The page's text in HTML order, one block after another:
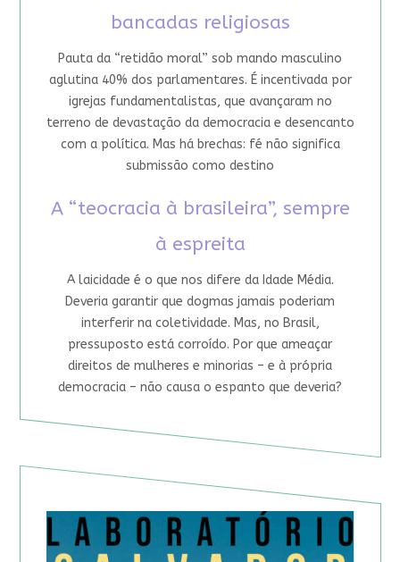
bancadas religiosas
Pauta da “retidão moral” sob mando masculino
aglutina 40% dos parlamentares. É incentivada por
igrejas fundamentalistas, que avançaram no
terreno de devastação da democracia e desencanto
com a política. Mas há brechas: fé não significa
submissão como destino
A “teocracia à brasileira”, sempre
à espreita
A laicidade é o que nos difere da Idade Média.
Deveria garantir que dogmas jamais poderiam
interferir na coletividade. Mas, no Brasil,
pressuposto está corroído. Por que ameaçar
direitos de mulheres e minorias – e à própria
democracia – não causa o espanto que deveria?